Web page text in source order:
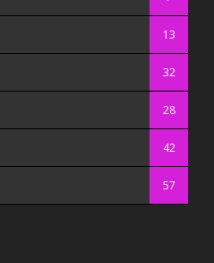
13
32
28
42
57